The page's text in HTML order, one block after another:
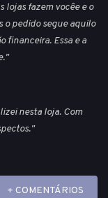
lojas fazem vocêe e o
o pedido segue aquilo
financeira. Essa e a
nesta loja. Com
+ COMENTÁRIOS